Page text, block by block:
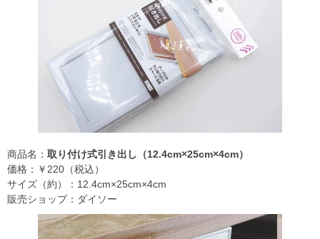
商品名： 取り付け式引き出し（12.4cm×25cm×4cm）
価格：￥220（税込）
サイズ（約）：12.4cm×25cm×4cm
販売ショップ：ダイソー